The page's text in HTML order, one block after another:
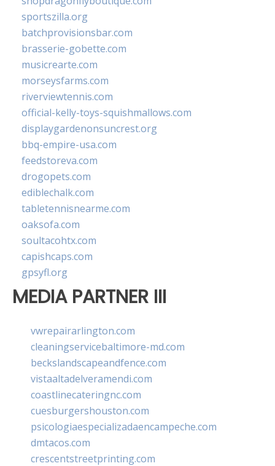
sportszilla.org
batchprovisionsbar.com
brasserie-gobette.com
musicrearte.com
morseysfarms.com
riverviewtennis.com
official-kelly-toys-squishmallows.com
displaygardenonsuncrest.org
bbq-empire-usa.com
feedstoreva.com
drogopets.com
ediblechalk.com
tabletennisnearme.com
oaksofa.com
soultacohtx.com
capishcaps.com
gpsyfl.org
MEDIA PARTNER III
vwrepairarlington.com
cleaningservicebaltimore-md.com
beckslandscapeandfence.com
vistaaltadelveramendi.com
coastlinecateringnc.com
cuesburgershouston.com
psicologiaespecializadaencampeche.com
dmtacos.com
crescentstreetprinting.com